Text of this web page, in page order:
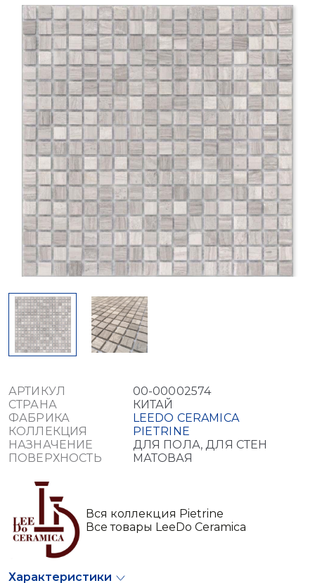
АРТИКУЛ
00-00002574
СТРАНА
КИТАЙ
ФАБРИКА
LEEDO CERAMICA
КОЛЛЕКЦИЯ
PIETRINE
НАЗНАЧЕНИЕ
ДЛЯ ПОЛА, ДЛЯ СТЕН
ПОВЕРХНОСТЬ
МАТОВАЯ
Вся коллекция Pietrine
Все товары LeeDo Ceramica
Характеристики